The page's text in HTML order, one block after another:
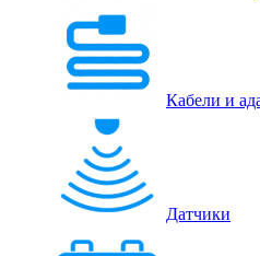
Кабели и
Датчики